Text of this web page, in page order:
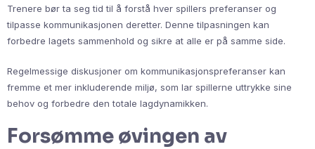
Trenere bør ta seg tid til å forstå hver spillers preferanser og
tilpasse kommunikasjonen deretter. Denne tilpasningen kan
forbedre lagets sammenhold og sikre at alle er på samme side.
Regelmessige diskusjoner om kommunikasjonspreferanser kan
fremme et mer inkluderende miljø, som lar spillerne uttrykke sine
behov og forbedre den totale lagdynamikken.
Forsømme øvingen av